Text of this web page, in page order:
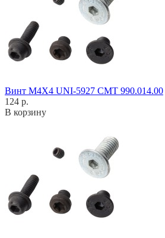
Винт M4X4 UNI-5927 CMT 990.014.00
124 р.
В корзину